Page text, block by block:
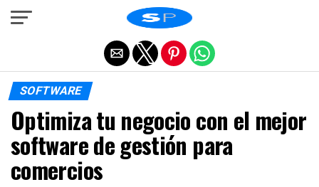
SOFTWARE
Optimiza tu negocio con el mejor
software de gestión para
comercios
Salir de la versión móvil